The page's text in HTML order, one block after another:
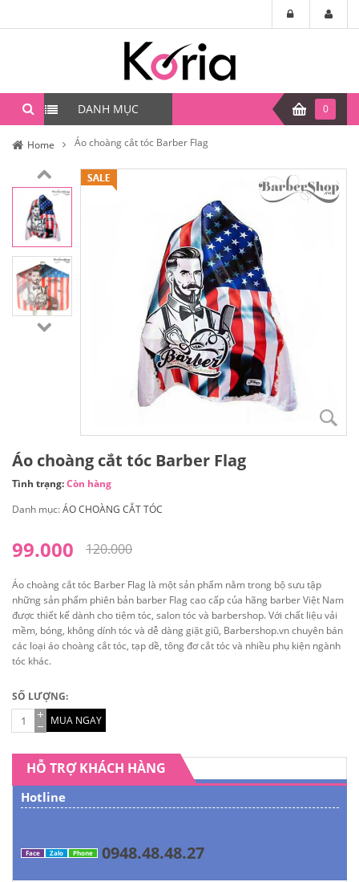
DANH MỤC 0
Home Áo choàng cắt tóc Barber Flag
Áo choàng cắt tóc Barber Flag
Tình trạng:Còn hàng
Danh mục:ÁO CHOÀNG CẮT TÓC
120.000
99.000
Áo choàng cắt tóc Barber Flag là một sản phẩm nằm trong bộ sưu tập
những sản phẩm phiên bản barber Flag cao cấp của hãng barber Việt Nam
được thiết kế dành cho tiệm tóc, salon tóc và barbershop. Với chất liệu vải
mềm, bóng, không dính tóc và dễ dàng giặt giũ, Barbershop.vn chuyên bán
các loại áo choàng cắt tóc, tạp dề, tông đơ cắt tóc và nhiều phụ kiện ngành
tóc khác.
SỐ LƯỢNG:
MUA NGAY
HỖ TRỢ KHÁCH HÀNG
Hotline
Face Zalo Phone 0948.48.48.27